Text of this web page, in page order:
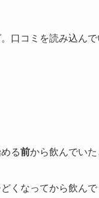
口コミを読み込ん
る前から飲んでいた
くなってから飲ん